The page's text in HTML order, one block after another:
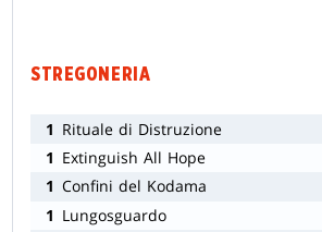
STREGONERIA
1 Rituale di Distruzione
1 Extinguish All Hope
1 Confini del Kodama
1 Lungosguardo